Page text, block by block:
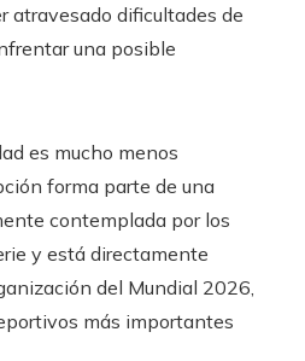
atravesado dificultades de
una posible
es mucho menos
forma parte de una
contemplada por los
y está directamente
del Mundial 2026,
más importantes